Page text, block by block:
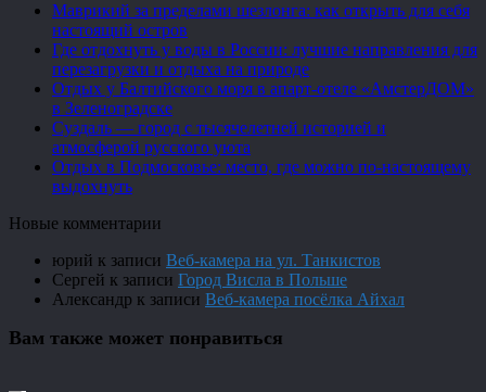
Маврикий за пределами шезлонга: как открыть для себя
настоящий остров
Где отдохнуть у воды в России: лучшие направления для
перезагрузки и отдыха на природе
Отдых у Балтийского моря в апарт-отеле «АмстерДОМ»
в Зеленоградске
Суздаль — город с тысячелетней историей и
атмосферой русского уюта
Отдых в Подмосковье: место, где можно по-настоящему
выдохнуть
Новые комментарии
юрий к записи Веб-камера на ул. Танкистов
Сергей к записи Город Висла в Польше
Александр к записи Веб-камера посёлка Айхал
Вам также может понравиться